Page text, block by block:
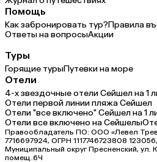
Помощь
Как забронировать тур?Правила
Ответы на вопросыАкции
Туры
Горящие турыПутевки на море
Отели
4-х звездочные отели Сейшел на 1
Отели первой линии пляжа Сейшел
Отели "все включено" Сейшел на 1
Отели все включено на Сейшелы
Правообладатель ПО: ООО «Левел
7716697924, ОГРН 1117746723808 123056,
Муниципальный округ Пресненский, ул.
помещ.6Ч